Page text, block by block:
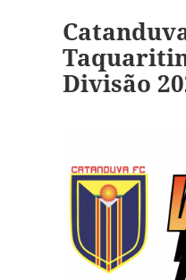
Divisão